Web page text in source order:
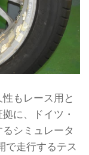
もレース用と
に、ドイツ・
シミュレータ
で走行するテス